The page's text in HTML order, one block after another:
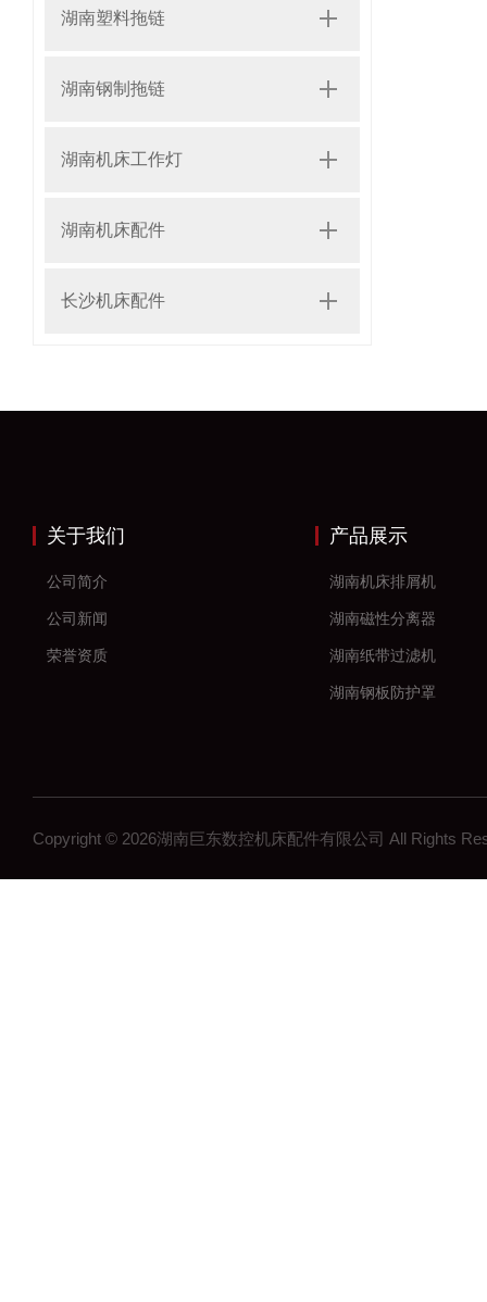
湖南塑料拖链
湖南钢制拖链
湖南机床工作灯
湖南机床配件
长沙机床配件
关于我们
公司简介
公司新闻
荣誉资质
产品展示
湖南机床排屑机
湖南磁性分离器
湖南纸带过滤机
湖南钢板防护罩
湖南塑料拖链
湖南钢制拖链
湖南机床工作灯
Copyright © 2026湖南巨东数控机床配件有限公司 All Rights